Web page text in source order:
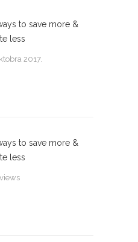
to save more &
less
2017.
to save more &
less